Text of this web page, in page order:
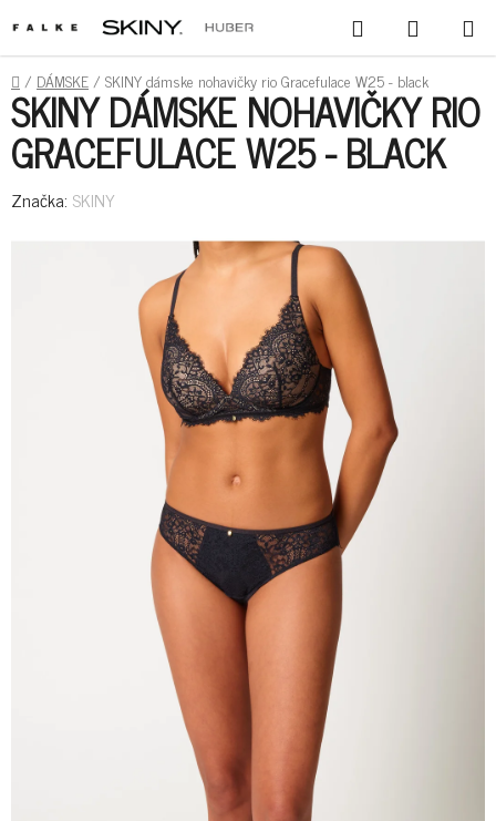
NA
OBSAH
HĽADAŤ
KOŠÍK
DOMOV
/ DÁMSKE/ SKINY dámske nohavičky rio Gracefulace W25 - black
SKINY DÁMSKE NOHAVIČKY RIO
GRACEFULACE W25 - BLACK
Značka: SKINY